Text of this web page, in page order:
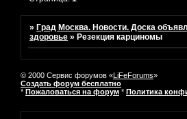
» Град Москва. Новости. Доска
здоровье » Резекция карциномы
© 2000 Сервис форумов « LiFeForums»
Создать форум бесплатно
* Пожаловаться на форум * Политика